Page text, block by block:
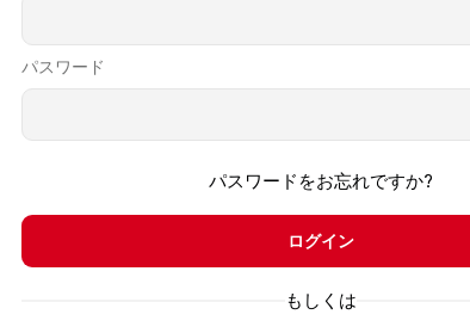
パスワード
パスワードをお忘れですか?
ログイン
もしくは